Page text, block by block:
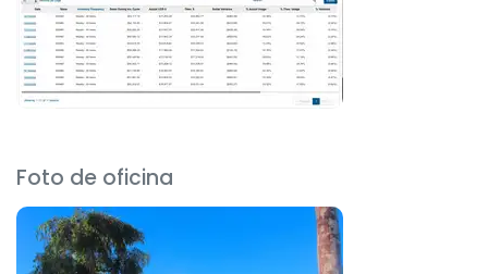
Foto de oficina